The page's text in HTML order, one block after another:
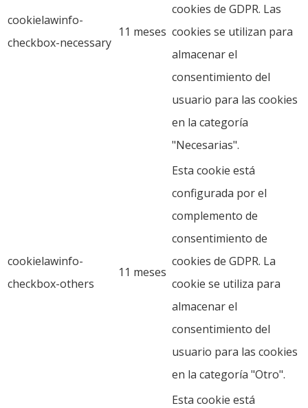
cookielawinfo-
checkbox-necessary
11 meses
cookies de GDPR. Las
cookies se utilizan para
almacenar el
consentimiento del
usuario para las cookies
en la categoría
"Necesarias".
cookielawinfo-
checkbox-others
11 meses
Esta cookie está
configurada por el
complemento de
consentimiento de
cookies de GDPR. La
cookie se utiliza para
almacenar el
consentimiento del
usuario para las cookies
en la categoría "Otro".
Esta cookie está